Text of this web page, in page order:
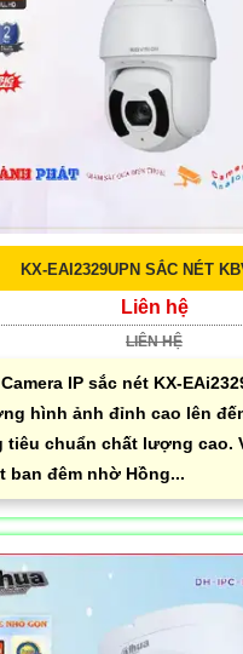
KX-EAI2329UPN SẮC NÉT
Liên hệ
LIÊN HỆ
IP sắc nét KX-
hình ảnh đỉnh cao lên
tiêu chuẩn chất lượng cao.
ban đêm nhờ Hồng...